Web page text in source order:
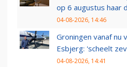
op 6 augustus haar
04-08-2026, 14:46
Groningen vanaf nu
Esbjerg: 'scheelt
04-08-2026, 14:41